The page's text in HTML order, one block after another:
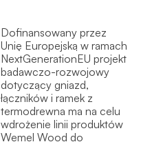
Dofinansowany przez
Unię Europejską w ramach
NextGenerationEU projekt
badawczo-rozwojowy
dotyczący gniazd,
łączników i ramek z
termodrewna ma na celu
wdrożenie linii produktów
Wemel Wood do